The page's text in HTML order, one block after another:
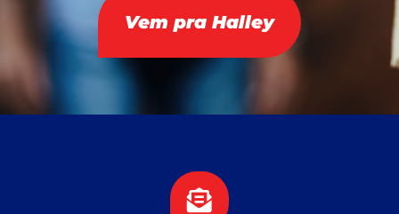
Vem pra Halley